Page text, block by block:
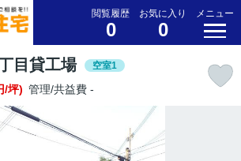
閲覧履歴
0
お気に入り
0
メニュー
目貸工場 空室1
/坪) 管理/共益費 -